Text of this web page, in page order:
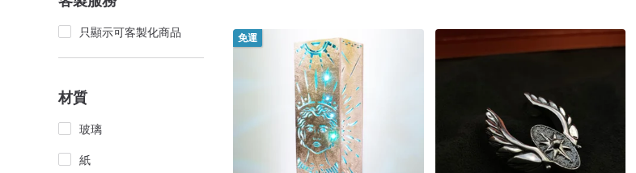
只顯示可客製化商品
材質
玻璃
紙
免運